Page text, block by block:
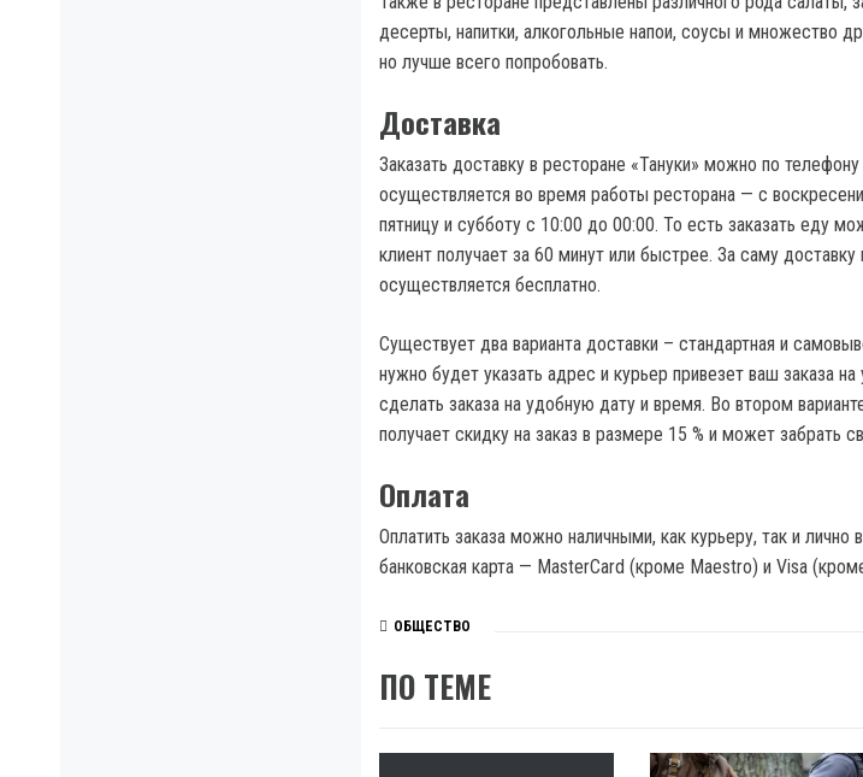
десерты, напитки, алкогольные напои, соусы и множество
но лучше всего попробовать.
Доставка
Заказать доставку в ресторане «Тануки» можно по
осуществляется во время работы ресторана — с
пятницу и субботу с 10:00 до 00:00. То есть заказать еду
клиент получает за 60 минут или быстрее. За саму доставку
осуществляется бесплатно.
Существует два варианта доставки – стандартная и
нужно будет указать адрес и курьер привезет ваш заказа
сделать заказа на удобную дату и время. Во втором
получает скидку на заказ в размере 15 % и может забрать
Оплата
Оплатить заказа можно наличными, как курьеру, так и лично
банковская карта — MasterCard (кроме Maestro) и Visa
ОБЩЕСТВО
ПО ТЕМЕ